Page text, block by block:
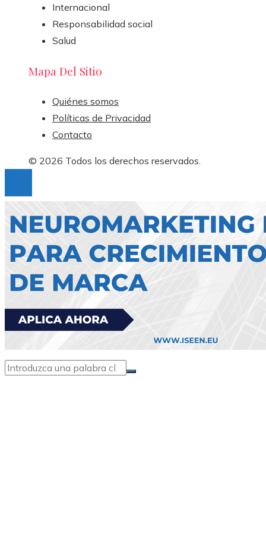
Internacional
Responsabilidad social
Salud
Mapa Del Sitio
Quiénes somos
Políticas de Privacidad
Contacto
© 2026 Todos los derechos reservados.